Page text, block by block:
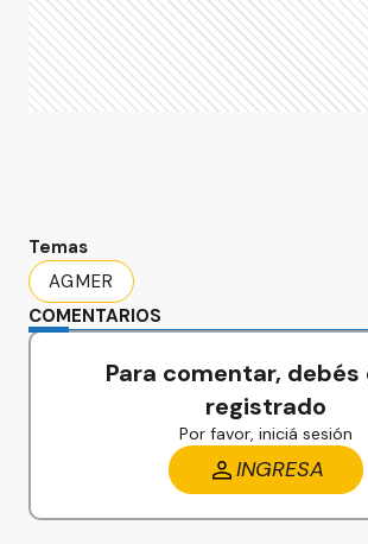
Temas
AGMER
COMENTARIOS
Para comentar,
registrado
Por favor, iniciá sesión
INGRESA